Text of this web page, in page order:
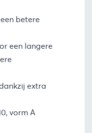
betere
een langere
extra
vorm A